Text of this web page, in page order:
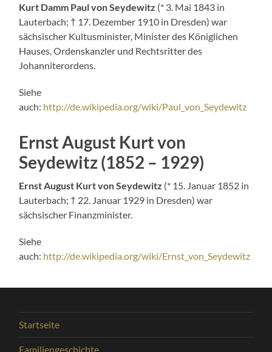
Kurt Damm Paul von Seydewitz (* 3. Mai 1843 in
Lauterbach; † 17. Dezember 1910 in Dresden) war
sächsischer Kultusminister, Minister des Königlichen
Hauses, Ordenskanzler und Rechtsritter des
Johanniterordens.
Siehe
auch: http://de.wikipedia.org/wiki/Paul_von_Seydewitz
Ernst August Kurt von
Seydewitz (1852 – 1929)
Ernst August Kurt von Seydewitz (* 15. Januar 1852 in
Lauterbach; † 22. Januar 1929 in Dresden) war
sächsischer Finanzminister.
Siehe
auch: http://de.wikipedia.org/wiki/Ernst_von_Seydewitz
Startseite
Familiengeschichte